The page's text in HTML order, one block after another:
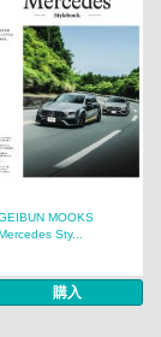
MOOKS
Sty...
購入